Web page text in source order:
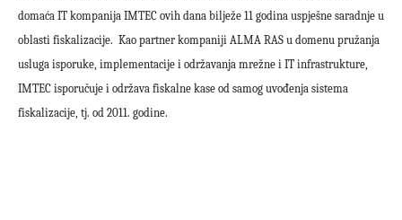
domaća IT kompanija IMTEC ovih dana bilježe 11 godina uspješne saradnje u
oblasti fiskalizacije. Kao partner kompaniji ALMA RAS u domenu pružanja
usluga isporuke, implementacije i održavanja mrežne i IT infrastrukture,
IMTEC isporučuje i održava fiskalne kase od samog uvođenja sistema
fiskalizacije, tj. od 2011. godine.